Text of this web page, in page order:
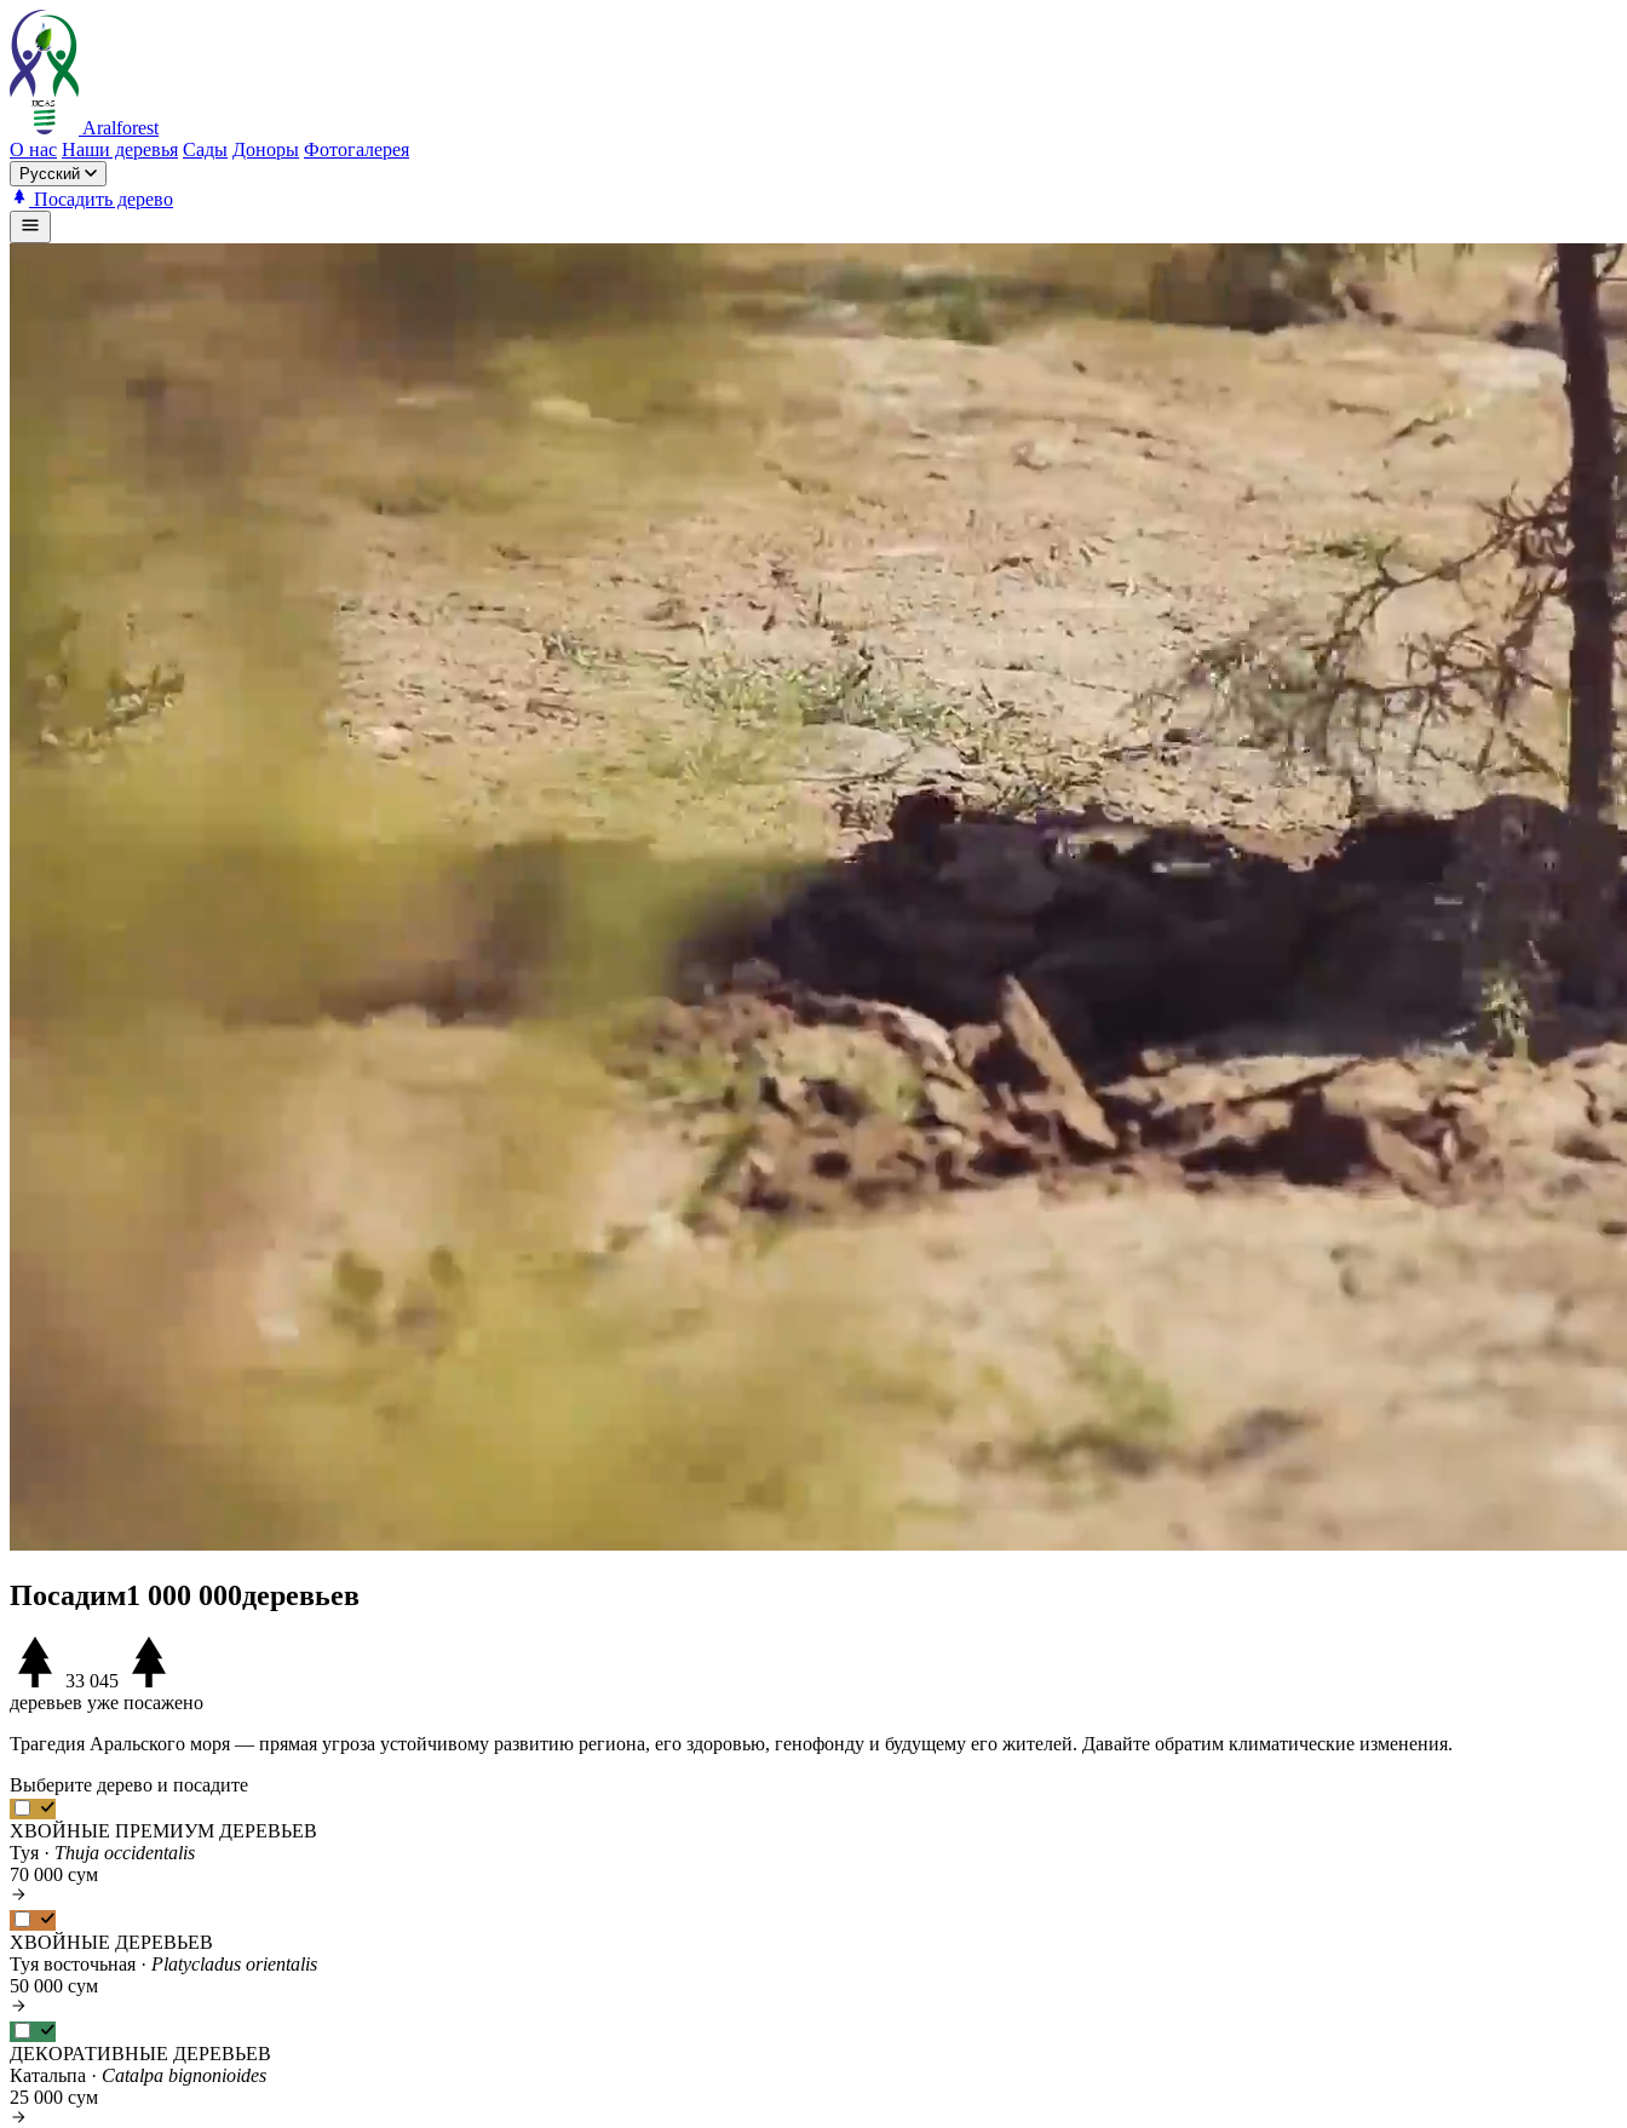
Aralforest
О нас Наши деревья Сады Доноры Фотогалерея
Русский
Посадить дерево
Посадим1 000 000деревьев
33 045
деревьев уже посажено
Трагедия Аральского моря — прямая угроза устойчивому развитию региона, его здоровью, генофонду и будущему его жителей. Давайте обратим климатические изменения.
Выберите дерево и посадите
ХВОЙНЫЕ ПРЕМИУМ ДЕРЕВЬЕВ
Туя · Thuja occidentalis
70 000 сум
ХВОЙНЫЕ ДЕРЕВЬЕВ
Туя восточьная · Platycladus orientalis
50 000 сум
ДЕКОРАТИВНЫЕ ДЕРЕВЬЕВ
Катальпа · Catalpa bignonioides
25 000 сум